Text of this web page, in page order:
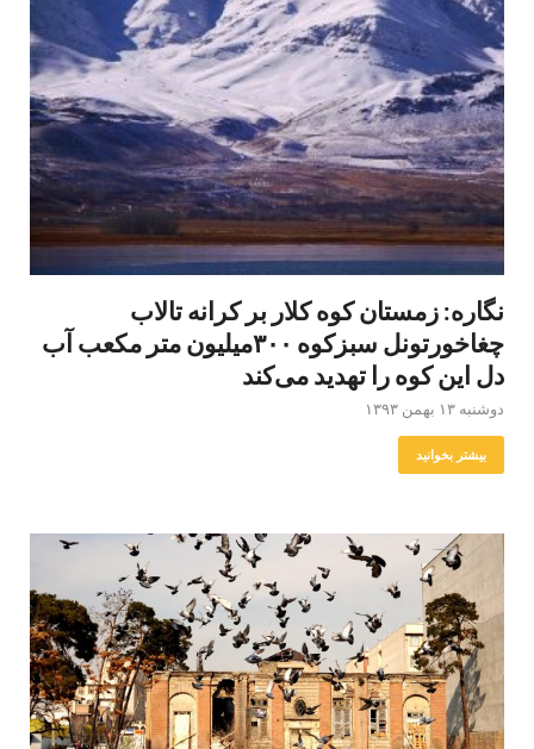
نگاره: زمستان کوه کلار بر کرانه تالاب
چغاخورتونل سبزکوه ۳۰۰میلیون متر مکعب آب
دل این کوه را تهدید می‌کند
دوشنبه ۱۳ بهمن ۱۳۹۳
بیشتر بخوانید